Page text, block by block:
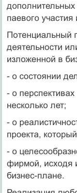
паевого
Потенциальный
деятельности
изложенной в
- о состоянии
- о
несколько лет;
- о
проекта,
- о
фирмой, исходя
бизнес-плане.